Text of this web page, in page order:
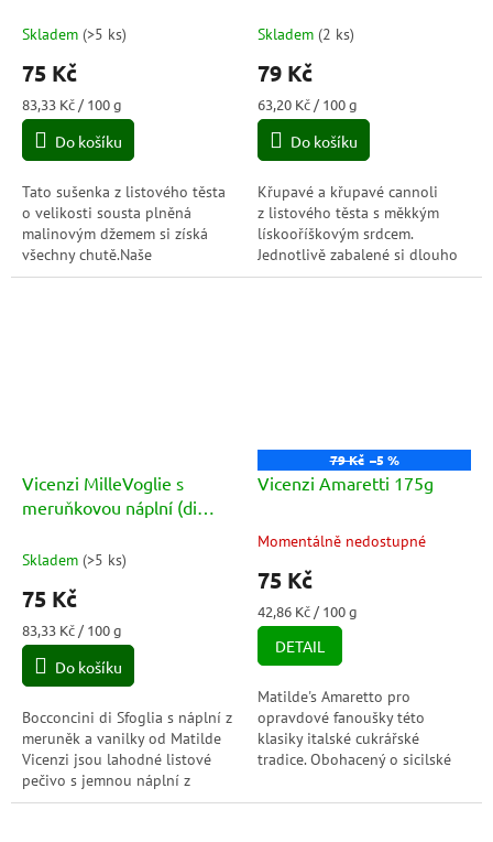
Skladem (>5 ks)
75 Kč
Měrná
cena:
83,33 Kč / 100 g
Do košíku
Tato sušenka z listového těsta
o velikosti sousta plněná
malinovým džemem si získá
všechny chutě.Naše
nenapodobitelné „Bocconcini“
Skladem (2 ks)
79 Kč
Měrná
cena:
63,20 Kč / 100 g
Do košíku
Křupavé a křupavé cannoli
z listového těsta s měkkým
lískooříškovým srdcem.
Jednotlivě zabalené si dlouho
uchovávají svou čerstvost a
Vicenzi MilleVoglie s
meruňkovou náplní (di
Skladem (>5 ks)
75 Kč
Měrná
cena:
83,33 Kč / 100 g
Do košíku
Bocconcini di Sfoglia s náplní z
meruněk a vanilky od Matilde
Vicenzi jsou lahodné listové
pečivo s jemnou náplní z
italských meruněk a vanilky
79 Kč –5 %
Vicenzi Amaretti 175g
Průměrné
produktu
je
5,0
5
hvězdiček.
Momentálně nedostupné
75 Kč
Měrná
cena:
42,86 Kč / 100 g
DETAIL
Matilde's Amaretto pro
opravdové fanoušky této
klasiky italské cukrářské
tradice. Obohacený o sicilské
vejce z volného chovu, má...